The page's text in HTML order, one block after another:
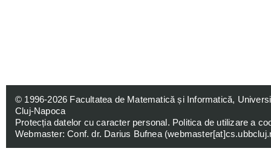
© 1996-2026 Facultatea de Matematică și Informatică,
Cluj-Napoca
Protecția datelor cu caracter personal. Politica de utilizare a
Webmaster: Conf. dr. Darius Bufnea (